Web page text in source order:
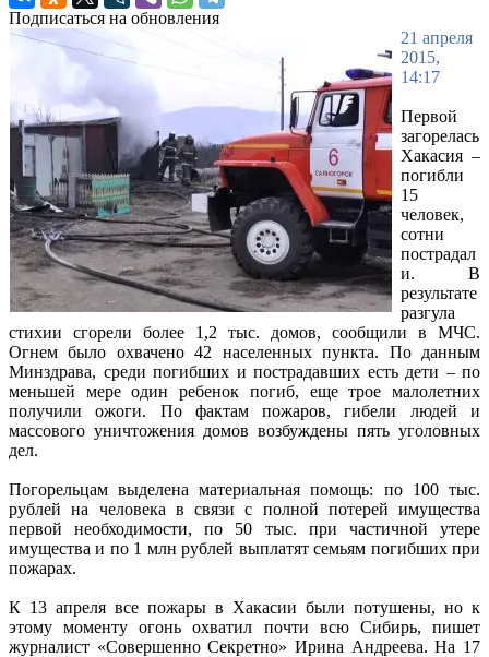
Подписаться на обновления
21 апреля
2015,
14:17
Первой
загорелась
Хакасия –
погибли
15
человек,
сотни
пострадал
и. В
результате
разгула
стихии сгорели более 1,2 тыс. домов, сообщили в МЧС.
Огнем было охвачено 42 населенных пункта. По данным
Минздрава, среди погибших и пострадавших есть дети – по
меньшей мере один ребенок погиб, еще трое малолетних
получили ожоги. По фактам пожаров, гибели людей и
массового уничтожения домов возбуждены пять уголовных
дел.
Погорельцам выделена материальная помощь: по 100 тыс.
рублей на человека в связи с полной потерей имущества
первой необходимости, по 50 тыс. при частичной утере
имущества и по 1 млн рублей выплатят семьям погибших при
пожарах.
К 13 апреля все пожары в Хакасии были потушены, но к
этому моменту огонь охватил почти всю Сибирь, пишет
журналист «Совершенно Секретно» Ирина Андреева. На 17